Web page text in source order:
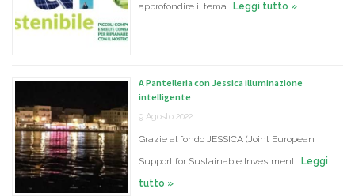
approfondire il tema …Leggi tutto »
A Pantelleria con Jessica illuminazione
intelligente
9 Agosto 2022
Grazie al fondo JESSICA (Joint European
Support for Sustainable Investment …Leggi
tutto »